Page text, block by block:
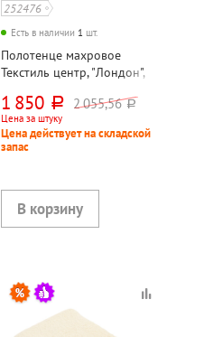
252476
Есть в наличии 1 шт.
Полотенце махровое
Текстиль центр, "Лондон",
хлопок, 430г⁄м²
1 850 руб. 2 055,56 руб.
Цена за штуку
Цена действует на складской
запас